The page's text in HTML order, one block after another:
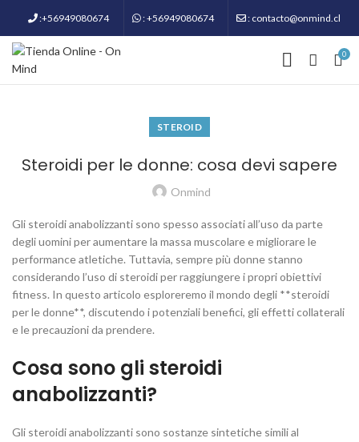
:+56949080674 : +56949080674 : contacto@onmind.cl
0
STEROID
Steroidi per le donne: cosa devi sapere
Onmind
Gli steroidi anabolizzanti sono spesso associati all’uso da parte
degli uomini per aumentare la massa muscolare e migliorare le
performance atletiche. Tuttavia, sempre più donne stanno
considerando l’uso di steroidi per raggiungere i propri obiettivi
fitness. In questo articolo esploreremo il mondo degli **steroidi
per le donne**, discutendo i potenziali benefici, gli effetti collaterali
e le precauzioni da prendere.
Cosa sono gli steroidi
anabolizzanti?
Gli steroidi anabolizzanti sono sostanze sintetiche simili al